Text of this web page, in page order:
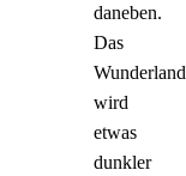
daneben.
Das
Wunderland
wird
etwas
dunkler